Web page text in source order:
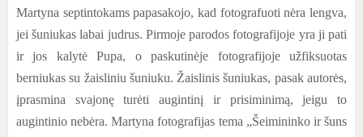
Martyna septintokams papasakojo, kad fotografuoti nėra lengva,
jei šuniukas labai judrus. Pirmoje parodos fotografijoje yra ji pati
ir jos kalytė Pupa, o paskutinėje fotografijoje užfiksuotas
berniukas su žaisliniu šuniuku. Žaislinis šuniukas, pasak autorės,
įprasmina svajonę turėti augintinį ir prisiminimą, jeigu to
augintinio nebėra. Martyna fotografijas tema „Šeimininko ir šuns